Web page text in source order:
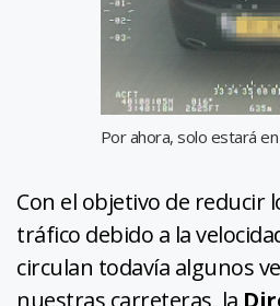
Por ahora, solo estará
Con el objetivo de reducir
tráfico debido a la
circulan todavía algunos
nuestras carreteras, la